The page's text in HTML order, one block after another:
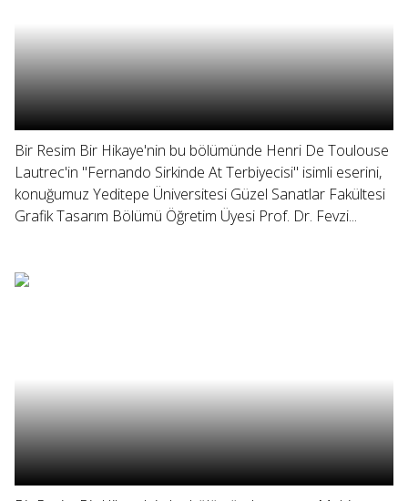
Bir Resim Bir Hikaye'nin bu bölümünde Henri De Toulouse
Lautrec'in "Fernando Sirkinde At Terbiyecisi" isimli eserini,
konuğumuz Yeditepe Üniversitesi Güzel Sanatlar Fakültesi
Grafik Tasarım Bölümü Öğretim Üyesi Prof. Dr. Fevzi...